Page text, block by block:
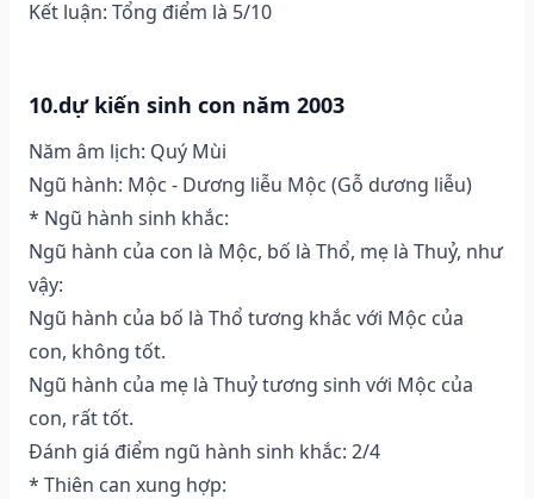
Kết luận: Tổng điểm là 5/10
10.dự kiến sinh con năm 2003
Năm âm lịch: Quý Mùi
Ngũ hành: Mộc - Dương liễu Mộc (Gỗ dương liễu)
* Ngũ hành sinh khắc:
Ngũ hành của con là Mộc, bố là Thổ, mẹ là Thuỷ, như
vậy:
Ngũ hành của bố là Thổ tương khắc với Mộc của
con, không tốt.
Ngũ hành của mẹ là Thuỷ tương sinh với Mộc của
con, rất tốt.
Đánh giá điểm ngũ hành sinh khắc: 2/4
* Thiên can xung hợp: